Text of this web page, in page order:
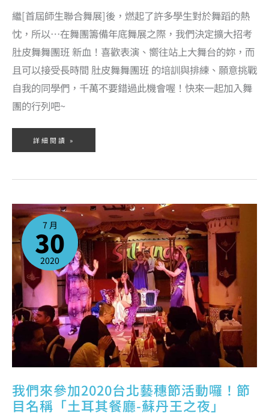
繼[首屆師生聯合舞展]後，燃起了許多學生對於舞蹈的熱
忱，所以…在舞團籌備年底舞展之際，我們決定擴大招考
肚皮舞舞團班 新血！喜歡表演、嚮往站上大舞台的妳，而
且可以接受長時間 肚皮舞舞團班 的培訓與排練、願意挑戰
自我的同學們，千萬不要錯過此機會喔！快來一起加入舞
團的行列吧~
詳細閱讀 »
7 月
30
2020
我們來參加2020台北藝穗節活動囉！節
目名稱「土耳其餐廳-蘇丹王之夜」
我
們
來
2020
台
北
藝
節
活
動
囉！
節
目
稱
「土
耳
其
餐
廳-
蘇
丹
夜」